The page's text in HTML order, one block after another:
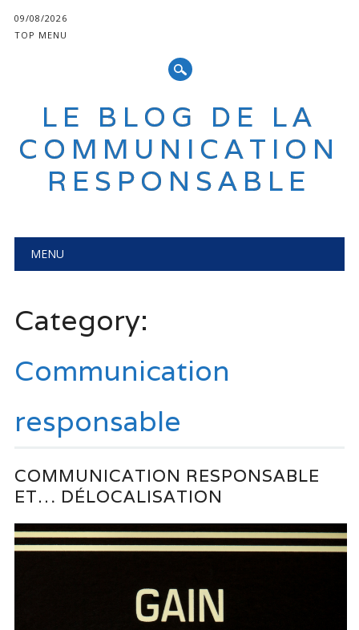
09/08/2026
TOP MENU
LE BLOG DE LA
COMMUNICATION
RESPONSABLE
Main menu
MENU
Category:
Communication
responsable
COMMUNICATION RESPONSABLE
ET… DÉLOCALISATION